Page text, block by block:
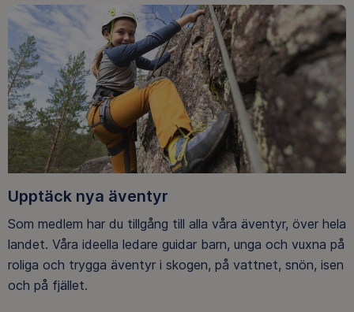
Upptäck nya äventyr
Som medlem har du tillgång till alla våra äventyr, över hela
landet. Våra ideella ledare guidar barn, unga och vuxna på
roliga och trygga äventyr i skogen, på vattnet, snön, isen
och på fjället.